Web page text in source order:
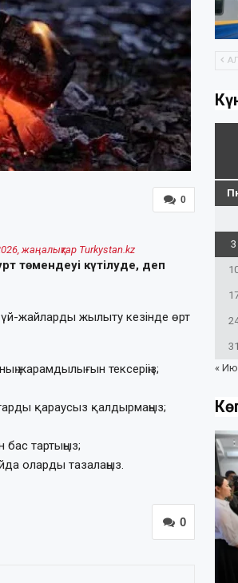
0
жаңалықтар Turkystan.kz
төмендеуі күтілуде, деп
жайларды жылыту кезінде өрт
жарамдылығын тексеріңіз;
қараусыз қалдырмаңыз;
тартыңыз;
оларды тазалаңыз.
0
3
31
«